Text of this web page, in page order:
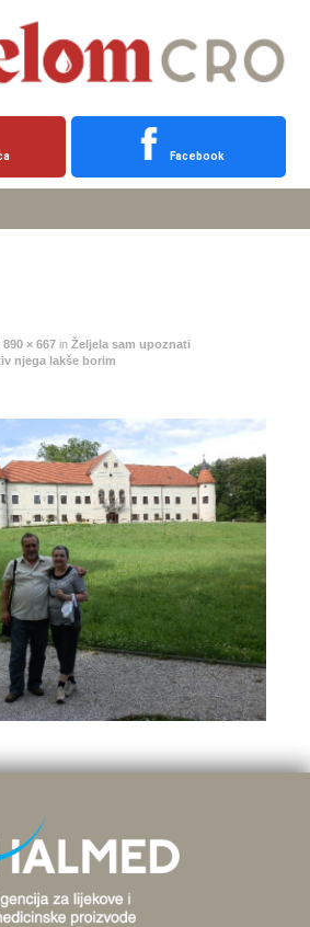
Facebook
890 × 667 in Željela sam upoznati
njega lakše borim